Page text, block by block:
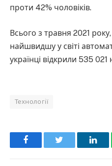
проти 42% чоловіків.
Всього з травня 2021
найшвидшу у світі
українці відкрили 535 021
Технології
Facebook